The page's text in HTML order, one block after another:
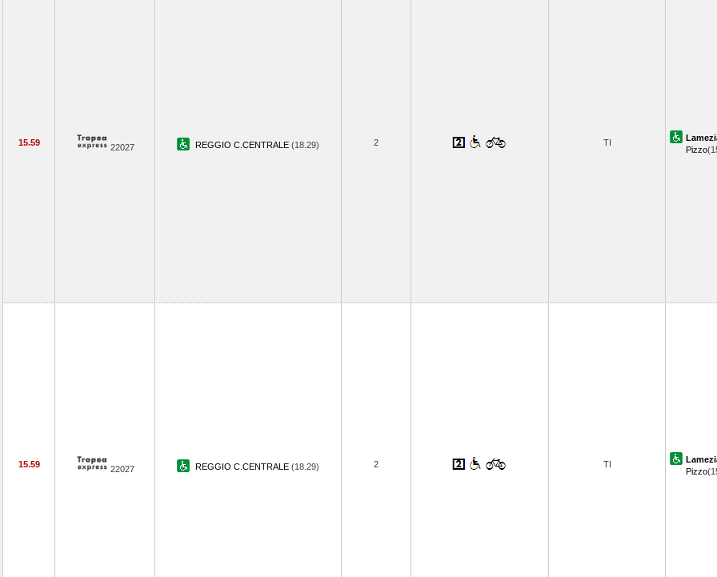
15.59 22027 REGGIO C.CENTRALE (18.29) 2 TI
Pizzo
15.59 22027 REGGIO C.CENTRALE (18.29) 2 TI
Pizzo